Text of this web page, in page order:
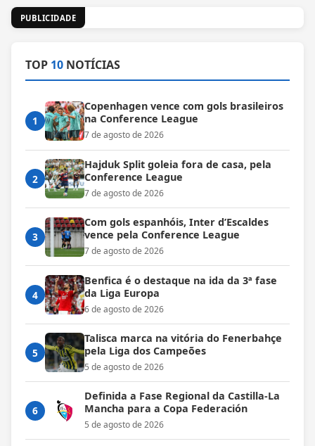
PUBLICIDADE
TOP 10 NOTÍCIAS
1
Copenhagen vence com gols brasileiros
na Conference League
7 de agosto de 2026
2
Hajduk Split goleia fora de casa, pela
Conference League
7 de agosto de 2026
3
Com gols espanhóis, Inter d’Escaldes
vence pela Conference League
7 de agosto de 2026
4
Benfica é o destaque na ida da 3ª fase
da Liga Europa
6 de agosto de 2026
5
Talisca marca na vitória do Fenerbahçe
pela Liga dos Campeões
5 de agosto de 2026
6
Definida a Fase Regional da Castilla-La
Mancha para a Copa Federación
5 de agosto de 2026